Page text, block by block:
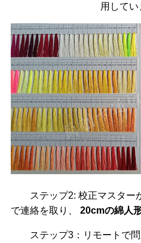
用してい
ステップ2: 校正マスター
で連絡を取り、 20cmの綿人
ステップ3：リモートで